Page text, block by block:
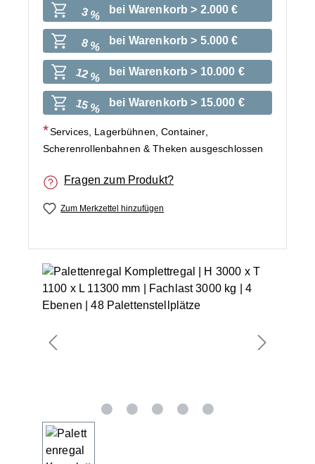
3 % bei Warenkorb > 2.000 €
8 % bei Warenkorb > 5.000 €
12 % bei Warenkorb > 10.000 €
15 % bei Warenkorb > 15.000 €
Services, Lagerbühnen, Container,
Scherenrollenbahnen & Theken ausgeschlossen
Fragen zum Produkt?
Zum Merkzettel hinzufügen
Bildergalerie überspringen